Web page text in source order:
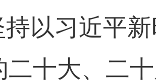
持以习近平
二十大、二